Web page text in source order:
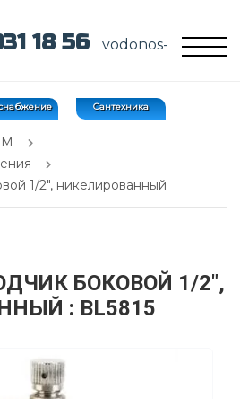
18 56
vodonos-
Сантехника
1/2", никелированный
БОКОВОЙ 1/2",
: BL5815